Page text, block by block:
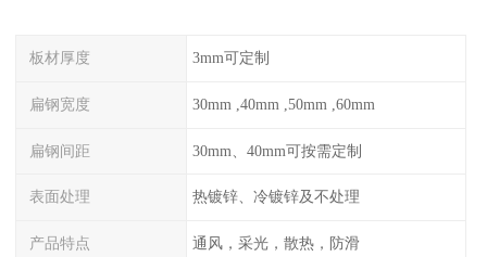
板材厚度 3mm可定制
扁钢宽度 30mm ,40mm ,50mm ,60mm
扁钢间距 30mm、40mm可按需定制
表面处理 热镀锌、冷镀锌及不处理
产品特点 通风，采光，散热，防滑